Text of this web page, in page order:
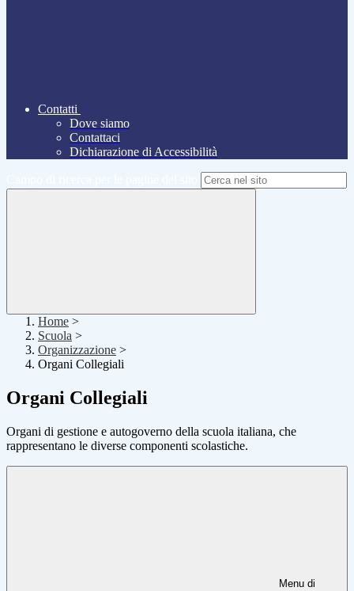
Contatti
Dove siamo
Contattaci
Dichiarazione di Accessibilità
Home >
Scuola >
Organizzazione >
Organi Collegiali
Organi Collegiali
Organi di gestione e autogoverno della scuola italiana, che
rappresentano le diverse componenti scolastiche.
Menu di